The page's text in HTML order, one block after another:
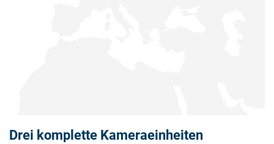
Drei komplette Kameraeinheiten